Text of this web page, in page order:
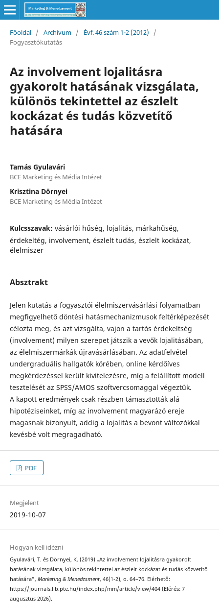
Főoldal / Archívum / Évf. 46 szám 1-2 (2012)
/
Fogyasztókutatás
Az involvement lojalitásra
gyakorolt hatásának vizsgálata,
különös tekintettel az észlelt
kockázat és tudás közvetítő
hatására
Tamás Gyulavári
BCE Marketing és Média Intézet
Krisztina Dörnyei
BCE Marketing és Média Intézet
Kulcsszavak: vásárlói hűség, lojalitás, márkahűség,
érdekeltég, involvement, észlelt tudás, észlelt kockázat,
élelmiszer
Absztrakt
Jelen kutatás a fogyasztói élelmiszervásárlási folyamatban
megfigyelhető döntési hatásmechanizmusok feltérképezését
célozta meg, és azt vizsgálta, vajon a tartós érdekeltség
(involvement) milyen szerepet játszik a vevők lojalitásában,
az élelmiszermárkák újravásárlásában. Az adatfelvétel
undergraduális hallgatók körében, online kérdőíves
megkérdezéssel került kivitelezésre, míg a felállított modell
tesztelését az SPSS/AMOS szoftvercsomaggal végeztük.
A kapott eredmények csak részben támasztották alá
hipotéziseinket, míg az involvement magyarázó ereje
magasnak bizonyult, addig a lojalitás a bevont változókkal
kevésbé volt megragadható.
PDF
Megjelent
2019-10-07
Hogyan kell idézni
Gyulavári, T. és Dörnyei, K. (2019) „Az involvement lojalitásra gyakorolt
hatásának vizsgálata, különös tekintettel az észlelt kockázat és tudás közvetítő
hatására”, Marketing & Menedzsment, 46(1-2), o. 64–76. Elérhető:
https://journals.lib.pte.hu/index.php/mm/article/view/404 (Elérés: 7
augusztus 2026).